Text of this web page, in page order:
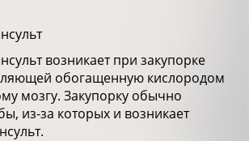
возникает при закупорке
обогащенную кислородом
мозгу. Закупорку обычно
из-за которых и возникает